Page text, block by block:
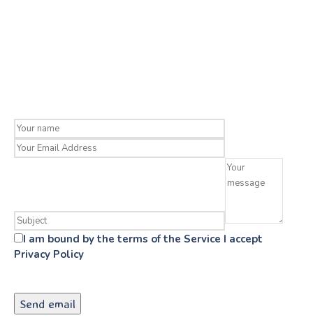
I am bound by the terms of the Service I accept
Privacy Policy